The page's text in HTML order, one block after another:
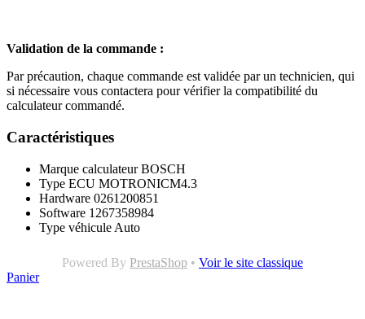
Validation de la commande :
Par précaution, chaque commande est validée par un technicien, qui
si nécessaire vous contactera pour vérifier la compatibilité du
calculateur commandé.
Caractéristiques
Marque calculateur BOSCH
Type ECU MOTRONICM4.3
Hardware 0261200851
Software 1267358984
Type véhicule Auto
Powered By PrestaShop • Voir le site classique
Panier